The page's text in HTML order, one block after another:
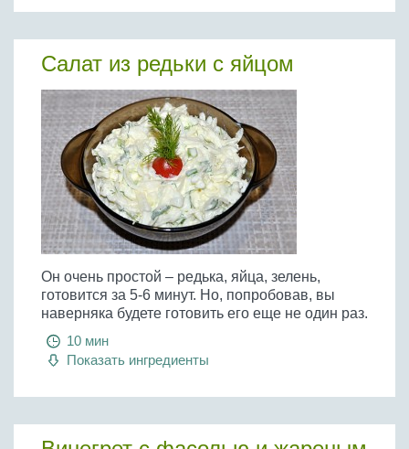
Салат из редьки с яйцом
Он очень простой – редька, яйца, зелень,
готовится за 5-6 минут. Но, попробовав, вы
наверняка будете готовить его еще не один раз.
10 мин
Показать ингредиенты